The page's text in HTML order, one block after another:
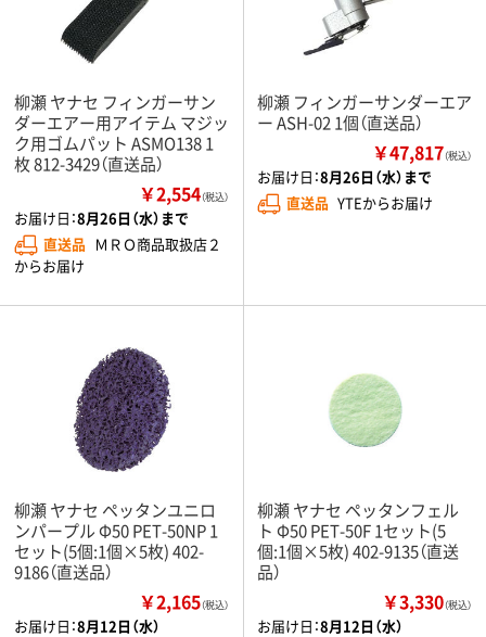
柳瀬 ヤナセ フィンガーサン
ダーエアー用アイテム マジッ
ク用ゴムパット ASMO138 1
枚 812-3429（直送品）
￥2,554（税込）
お届け日：8月26日（水）まで
直送品 ＭＲＯ商品取扱店２
からお届け
柳瀬 フィンガーサンダーエア
ー ASH-02 1個（直送品）
￥47,817（税込）
お届け日：8月26日（水）まで
直送品 YTEからお届け
柳瀬 ヤナセ ペッタンユニロ
ンパープル Φ50 PET-50NP 1
セット(5個:1個×5枚) 402-
9186（直送品）
￥2,165（税込）
お届け日：8月12日（水）
柳瀬 ヤナセ ペッタンフェル
ト Φ50 PET-50F 1セット(5
個:1個×5枚) 402-9135（直送
品）
￥3,330（税込）
お届け日：8月12日（水）